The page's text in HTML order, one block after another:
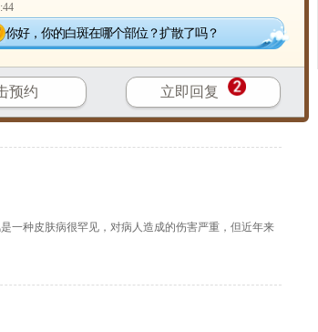
部皮肤症状一样，很容易和一些疾病混淆，比如：老年
一种皮肤病很罕见，对病人造成的伤害严重，但近年来
你好，你的白斑在哪个部位？扩散了吗？
预约 立即回复